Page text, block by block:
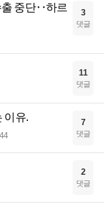
출 중단‥하르
3
댓글
11
댓글
이유. 7
댓글
2
댓글